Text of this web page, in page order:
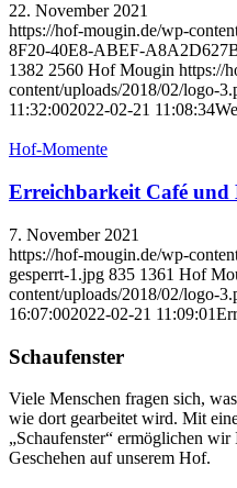
22. November 2021
https://hof-mougin.de/wp-
8F20-40E8-ABEF-
1382 2560 Hof Mougin https://
content/uploads/2018/02/logo-
11:32:002022-02-21 11:08:34
Hof-Momente
Erreichbarkeit Café und
7. November 2021
https://hof-mougin.de/wp-
gesperrt-1.jpg 835 1361 Hof
content/uploads/2018/02/logo-
16:07:002022-02-21 11:09:01
Schaufenster
Viele Menschen fragen sich,
wie dort gearbeitet wird. Mit
„Schaufenster“ ermöglichen
Geschehen auf unserem Hof.